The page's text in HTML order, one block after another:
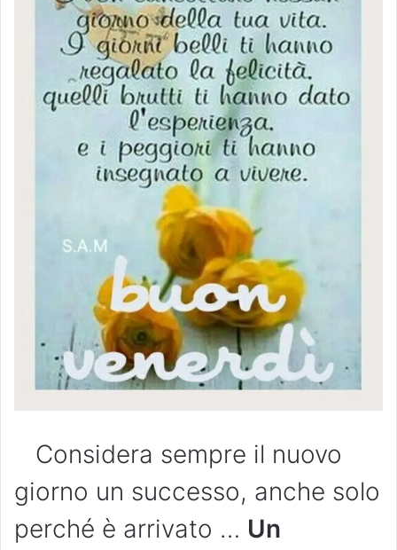
Considera sempre il nuovo
giorno un successo, anche solo
perché è arrivato … Un